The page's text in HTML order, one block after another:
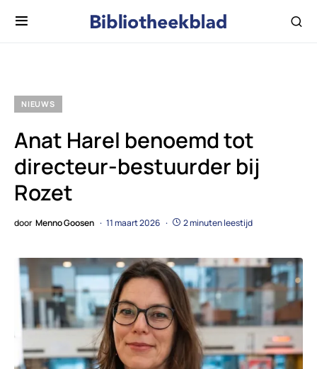
NIEUWS
Anat Harel benoemd tot
directeur-bestuurder bij
Rozet
door Menno Goosen 11 maart 2026 2 minuten leestijd